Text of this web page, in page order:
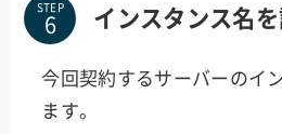
STEP インスタンス名
今回契約するサーバーのイ
ます。